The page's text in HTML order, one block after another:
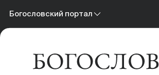
Богословский портал
Богословский портал
Новости